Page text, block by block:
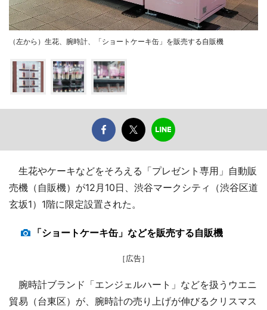
（左から）生花、腕時計、「ショートケーキ缶」を販売する自販機
生花やケーキなどをそろえる「プレゼント専用」自動販
売機（自販機）が12月10日、渋谷マークシティ（渋谷区道
玄坂1）1階に限定設置された。
「ショートケーキ缶」などを販売する自販機
［広告］
腕時計ブランド「エンジェルハート」などを扱うウエニ
貿易（台東区）が、腕時計の売り上げが伸びるクリスマス